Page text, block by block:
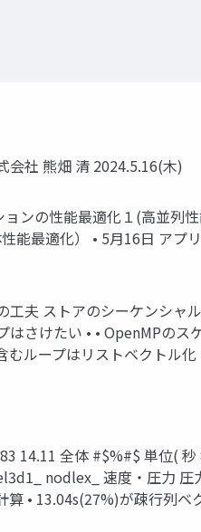
会社 熊畑 清 2024.5.16(⽊)
ンの性能最適化１(⾼並列
能最適化） • 5⽉16⽇ アプ
夫 ストアのシーケンシャ
さけたい • • OpenMPのス
ループはリストベクトル
14.11 全体 #$%#$ 単位( 秒
nodlex_ 速度・圧⼒ 圧
• 13.04s(27%)が疎行列ベ